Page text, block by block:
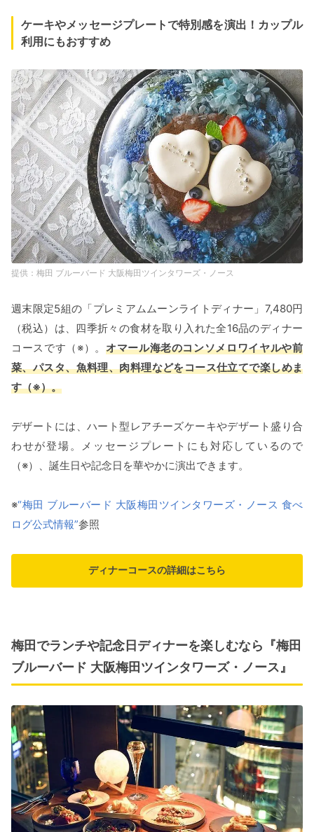
ケーキやメッセージプレートで特別感を演出！カップル
利用にもおすすめ
梅田 ブルーバード 大阪梅田ツインタワーズ・ノース
週末限定5組の「プレミアムムーンライトディナー」7,480円
（税込）は、四季折々の食材を取り入れた全16品のディナー
コースです（※）。 オマール海老のコンソメロワイヤルや前
菜、パスタ、魚料理、肉料理などをコース仕立てで楽しめま
す（※）。
デザートには、ハート型レアチーズケーキやデザート盛り合
わせが登場。メッセージプレートにも対応しているので
（※）、誕生日や記念日を華やかに演出できます。
※“梅田 ブルーバード 大阪梅田ツインタワーズ・ノース 食べ
ログ公式情報”参照
ディナーコースの詳細はこちら
梅田でランチや記念日ディナーを楽しむなら『梅田
ブルーバード 大阪梅田ツインタワーズ・ノース』